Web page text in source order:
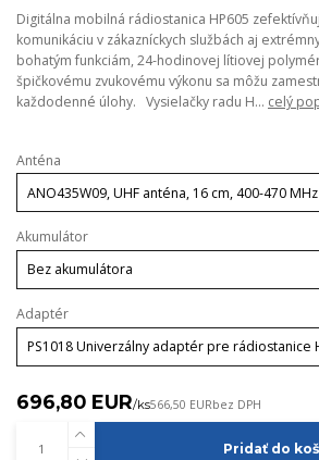
Digitálna mobilná rádiostanica HP605
komunikáciu v zákazníckych službách aj
bohatým funkciám, 24-hodinovej lítiovej
špičkovému zvukovému výkonu sa môžu
každodenné úlohy. Vysielačky radu H... celý
Anténa
Akumulátor
Adaptér
696,80 EUR/ks566,50 EURbez DPH
Pridať do